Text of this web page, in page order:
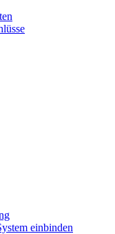
einbinden